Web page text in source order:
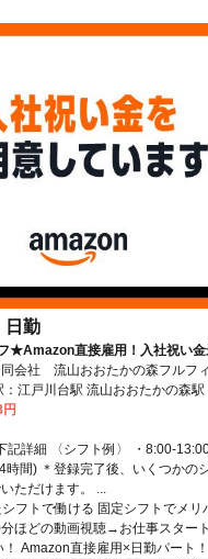
勤
★Amazon直接雇用！入社祝い
OK！長期で安定雇用可能！
会社 流山おおたかの森フルフィ
川台駅 流山おおたかの森駅 東武アーバン
流山駅） ★朝～夜まで各駅から
通勤可能です！ 流山おおたかの
駅発 約30分
記詳細 〈シフト例〉 ・8:00-
時間) ＊登録完了後、いくつかの
ただけます。 ...
フトで働ける 固定シフトでメリ
ほどの動画視聴→お仕事スター
Amazon直接雇用×日勤パート！